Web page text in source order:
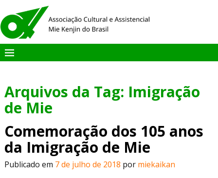
Arquivos da Tag: Imigração
de Mie
Comemoração dos 105 anos
da Imigração de Mie
Publicado em 7 de julho de 2018 por miekaikan